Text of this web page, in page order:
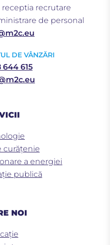
receptia recrutare
de personal
DE VÂNZĂRI
644 615
curățenie
a energiei
publică
NOI